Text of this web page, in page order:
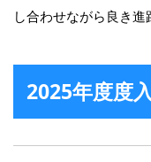
し合わせながら良き進
2025年度度